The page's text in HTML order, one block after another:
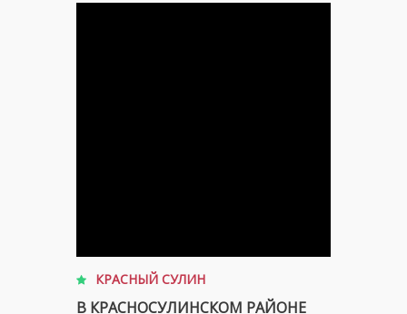
КРАСНЫЙ СУЛИН
В КРАСНОСУЛИНСКОМ РАЙОНЕ